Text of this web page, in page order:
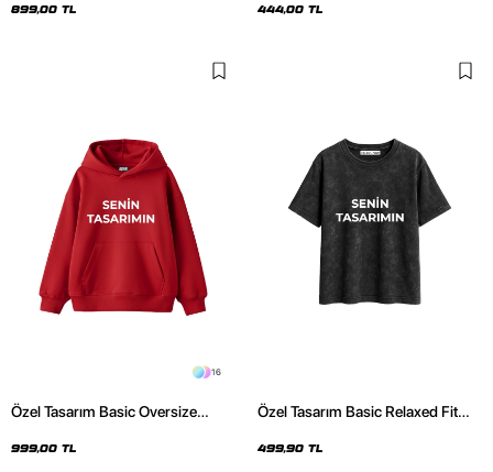
Oversize Tshirt
899,00 TL 444,00 TL
16
Özel Tasarım Basic Oversize
999,00 TL
Özel Tasarım Basic Relaxed Fit
499,90 TL